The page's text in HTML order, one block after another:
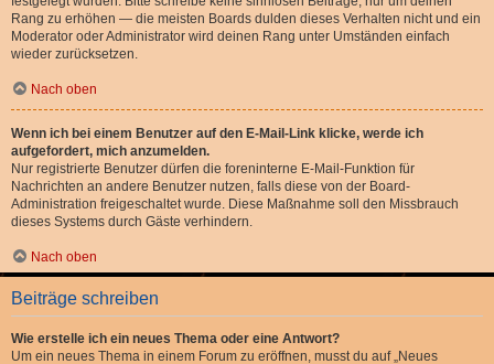
Rang zu erhöhen — die meisten Boards dulden dieses Verhalten nicht und ein
Moderator oder Administrator wird deinen Rang unter Umständen einfach
wieder zurücksetzen.
Nach oben
Wenn ich bei einem Benutzer auf den E-Mail-Link klicke, werde ich
aufgefordert, mich anzumelden.
Nur registrierte Benutzer dürfen die foreninterne E-Mail-Funktion für
Nachrichten an andere Benutzer nutzen, falls diese von der Board-
Administration freigeschaltet wurde. Diese Maßnahme soll den Missbrauch
dieses Systems durch Gäste verhindern.
Nach oben
Beiträge schreiben
Wie erstelle ich ein neues Thema oder eine Antwort?
Um ein neues Thema in einem Forum zu eröffnen, musst du auf „Neues